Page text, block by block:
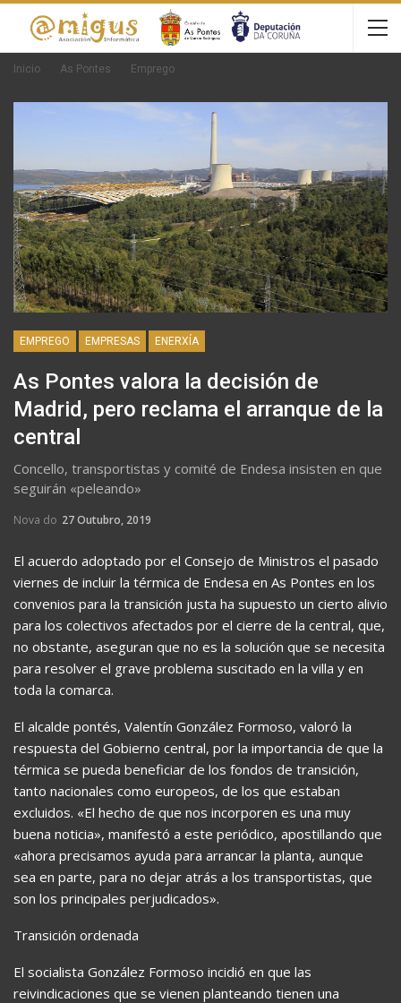
Inicio As Pontes Emprego
EMPREGO EMPRESAS ENERXÍA
As Pontes valora la decisión de
Madrid, pero reclama el arranque de la
central
Concello, transportistas y comité de Endesa insisten en que
seguirán «peleando»
Nova do 27 Outubro, 2019
El acuerdo adoptado por el Consejo de Ministros el pasado
viernes de incluir la térmica de Endesa en As Pontes en los
convenios para la transición justa ha supuesto un cierto alivio
para los colectivos afectados por el cierre de la central, que,
no obstante, aseguran que no es la solución que se necesita
para resolver el grave problema suscitado en la villa y en
toda la comarca.
El alcalde pontés, Valentín González Formoso, valoró la
respuesta del Gobierno central, por la importancia de que la
térmica se pueda beneficiar de los fondos de transición,
tanto nacionales como europeos, de los que estaban
excluidos. «El hecho de que nos incorporen es una muy
buena noticia», manifestó a este periódico, apostillando que
«ahora precisamos ayuda para arrancar la planta, aunque
sea en parte, para no dejar atrás a los transportistas, que
son los principales perjudicados».
Transición ordenada
El socialista González Formoso incidió en que las
reivindicaciones que se vienen planteando tienen una